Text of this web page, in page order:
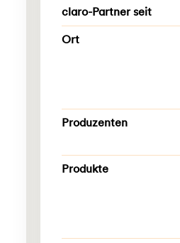
claro-Partner seit
Ort
Produzenten
Produkte